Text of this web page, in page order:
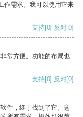
作需求。我可以使用它来
支持[0] 反对[0]
常方便。功能的布局也
支持[0] 反对[0]
件，终于找到了它。这